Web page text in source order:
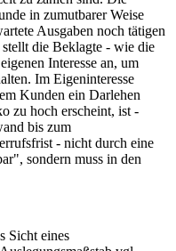
in zumutbarer Weise
Ausgaben noch tätigen
die Beklagte - wie die
Interesse an, um
Im Eigeninteresse
Kunden ein Darlehen
zu hoch erscheint, ist -
bis zum
- nicht durch eine
sondern muss in den
Sicht eines